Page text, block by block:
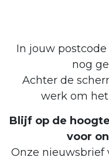
In jouw
nog
Achter de
werk om
Blijf op de
voor
Onze nieuwsbrief